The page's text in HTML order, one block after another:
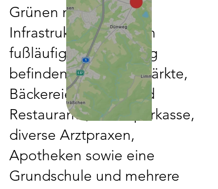
Grünen mit zentraler
Infrastruktur vereint. In
fußläufiger Umgebung
befinden sich Supermärkte,
Bäckereien, Cafés und
Restaurants, eine Sparkasse,
diverse Arztpraxen,
Apotheken sowie eine
Grundschule und mehrere